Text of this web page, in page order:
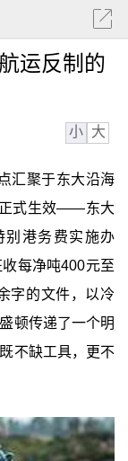
运反制的
小 大
汇聚于东大沿海
正式生效——东大
别港务费实施办
每净吨400元至
字的文件，以冷
顿传递了一个明
不缺工具，更不